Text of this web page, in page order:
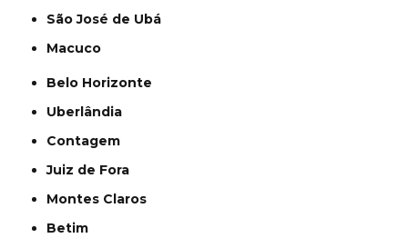
São José de Ubá
Macuco
Belo Horizonte
Uberlândia
Contagem
Juiz de Fora
Montes Claros
Betim